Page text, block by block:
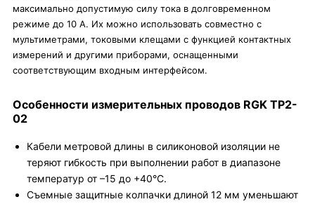
максимально допустимую силу тока в долговременном
режиме до 10 А. Их можно использовать совместно с
мультиметрами, токовыми клещами с функцией контактных
измерений и другими приборами, оснащенными
соответствующим входным интерфейсом.
Особенности измерительных проводов RGK TP2-
02
Кабели метровой длины в силиконовой изоляции не
теряют гибкость при выполнении работ в диапазоне
температур от –15 до +40°C.
Съемные защитные колпачки длиной 12 мм уменьшают